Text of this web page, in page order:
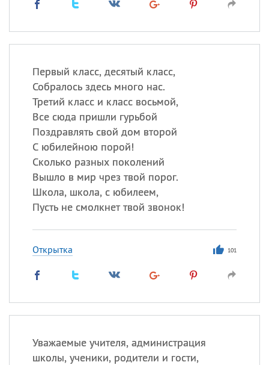
Первый класс, десятый класс,
Собралось здесь много нас.
Третий класс и класс восьмой,
Все сюда пришли гурьбой
Поздравлять свой дом второй
С юбилейною порой!
Сколько разных поколений
Вышло в мир чрез твой порог.
Школа, школа, с юбилеем,
Пусть не смолкнет твой звонок!
Открытка 101
Уважаемые учителя, администрация
школы, ученики, родители и гости,